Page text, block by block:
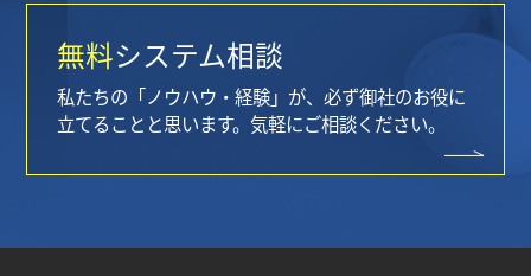
無料システム相談
私たちの「ノウハウ・経験」が、必ず御社のお役に
立てることと思います。気軽にご相談ください。